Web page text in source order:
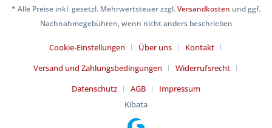
* Alle Preise inkl. gesetzl. Mehrwertsteuer zzgl.Versandkosten und ggf.
Nachnahmegebühren, wenn nicht anders beschrieben
Cookie-Einstellungen Über uns
Kontakt
Versand und Zahlungsbedingungen
Widerrufsrecht
Datenschutz
AGB
Impressum
Kibata